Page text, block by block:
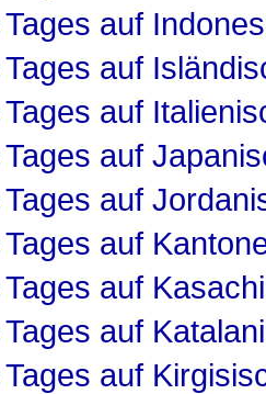
auf
auf
auf
auf
auf
auf
auf
auf
auf